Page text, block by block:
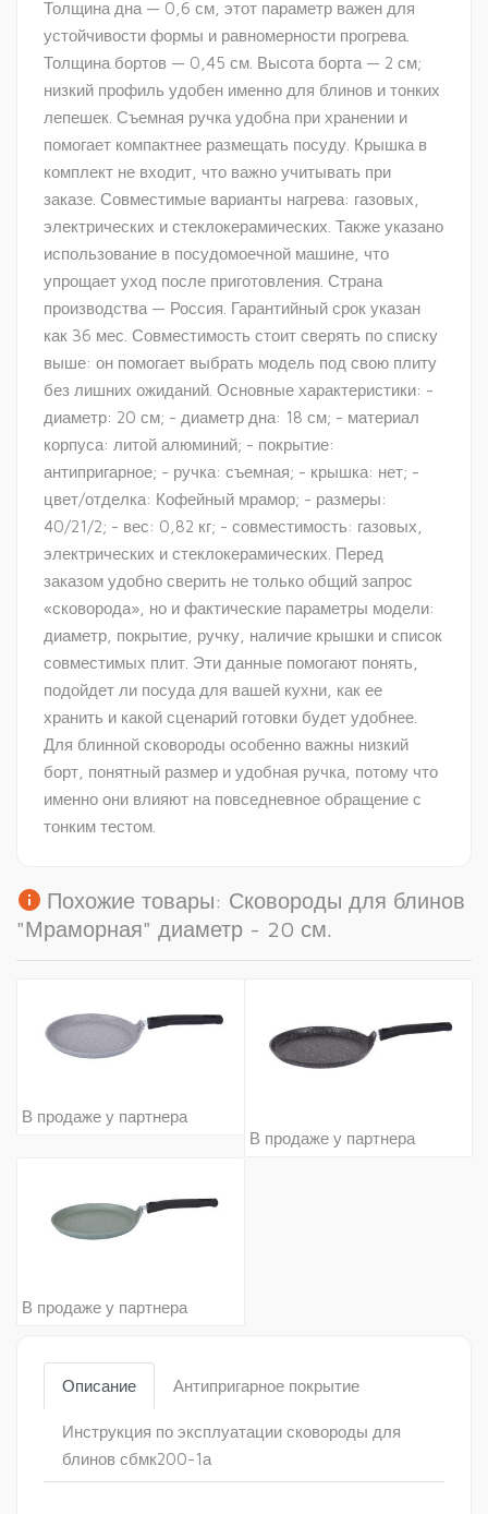
Толщина дна — 0,6 см, этот параметр важен для
устойчивости формы и равномерности прогрева.
Толщина бортов — 0,45 см. Высота борта — 2 см;
низкий профиль удобен именно для блинов и тонких
лепешек. Съемная ручка удобна при хранении и
помогает компактнее размещать посуду. Крышка в
комплект не входит, что важно учитывать при
заказе. Совместимые варианты нагрева: газовых,
электрических и стеклокерамических. Также указано
использование в посудомоечной машине, что
упрощает уход после приготовления. Страна
производства — Россия. Гарантийный срок указан
как 36 мес. Совместимость стоит сверять по списку
выше: он помогает выбрать модель под свою плиту
без лишних ожиданий. Основные характеристики: -
диаметр: 20 см; - диаметр дна: 18 см; - материал
корпуса: литой алюминий; - покрытие:
антипригарное; - ручка: съемная; - крышка: нет; -
цвет/отделка: Кофейный мрамор; - размеры:
40/21/2; - вес: 0,82 кг; - совместимость: газовых,
электрических и стеклокерамических. Перед
заказом удобно сверить не только общий запрос
«сковорода», но и фактические параметры модели:
диаметр, покрытие, ручку, наличие крышки и список
совместимых плит. Эти данные помогают понять,
подойдет ли посуда для вашей кухни, как ее
хранить и какой сценарий готовки будет удобнее.
Для блинной сковороды особенно важны низкий
борт, понятный размер и удобная ручка, потому что
именно они влияют на повседневное обращение с
тонким тестом.
info Похожие товары: Сковороды для блинов
"Мраморная" диаметр - 20 см.
В продаже у партнера
В продаже у партнера
В продаже у партнера
Описание Антипригарное покрытие
Инструкция по эксплуатации сковороды для
блинов сбмк200-1а